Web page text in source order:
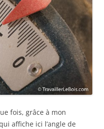
fois, grâce à mon
affiche ici l’angle de